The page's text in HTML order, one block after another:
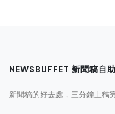
NEWSBUFFET 新聞稿自
新聞稿的好去處，三分鐘上稿